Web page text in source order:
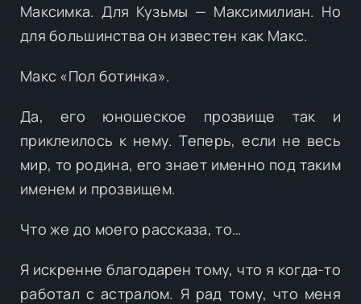
Максимка. Для Кузьмы — Максимилиан. Но
для большинства он известен как Макс.
Макс «Пол ботинка».
Да, его юношеское прозвище так и
приклеилось к нему. Теперь, если не весь
мир, то родина, его знает именно под таким
именем и прозвищем.
Что же до моего рассказа, то…
Я искренне благодарен тому, что я когда-то
работал с астралом. Я рад тому, что меня